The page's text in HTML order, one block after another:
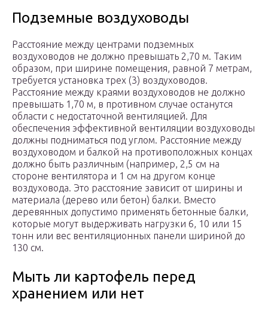
Подземные воздуховоды
Расстояние между центрами подземных
воздуховодов не должно превышать 2,70 м. Таким
образом, при ширине помещения, равной 7 метрам,
требуется установка трех (3) воздуховодов.
Расстояние между краями воздуховодов не должно
превышать 1,70 м, в противном случае останутся
области с недостаточной вентиляцией. Для
обеспечения эффективной вентиляции воздуховоды
должны подниматься под углом. Расстояние между
воздуховодом и балкой на противоположных концах
должно быть различным (например, 2,5 см на
стороне вентилятора и 1 см на другом конце
воздуховода. Это расстояние зависит от ширины и
материала (дерево или бетон) балки. Вместо
деревянных допустимо применять бетонные балки,
которые могут выдерживать нагрузки 6, 10 или 15
тонн или вес вентиляционных панели шириной до
130 см.
Мыть ли картофель перед
хранением или нет